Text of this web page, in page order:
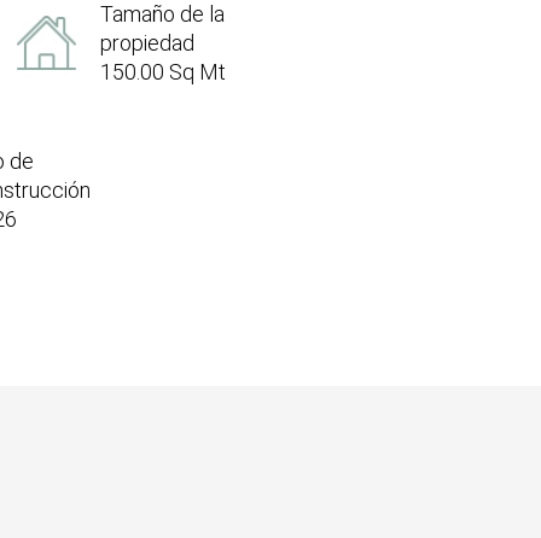
Tamaño de la
propiedad
150.00 Sq Mt
de